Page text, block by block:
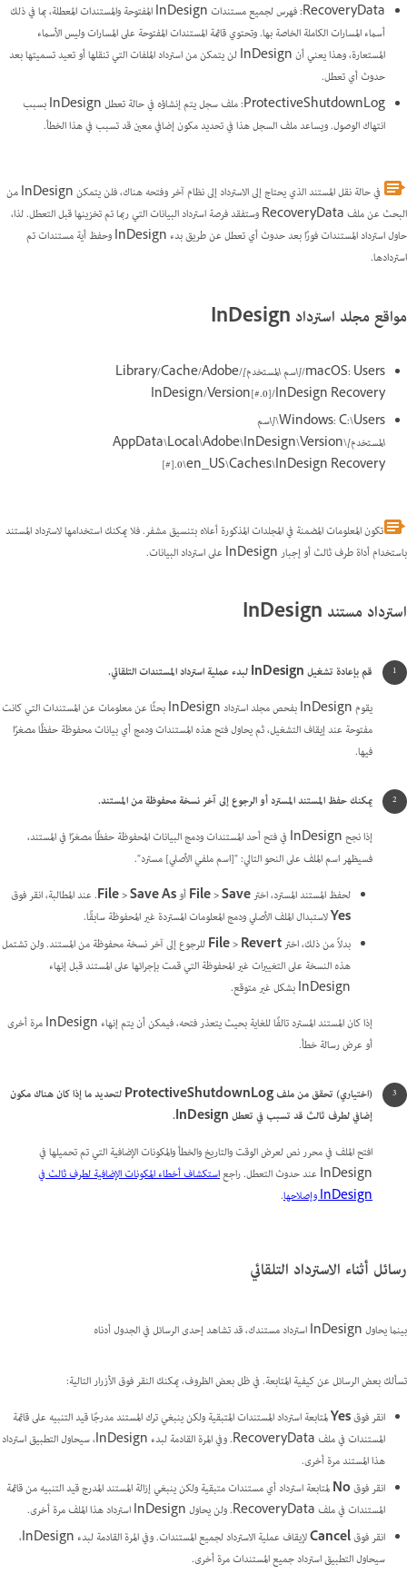
RecoveryData: فهرس لجميع مستندات InDesign المفتوحة والمستندات المعطلة، بما في ذلك
أسماء المسارات الكاملة الخاصة بها. وتحتوي قائمة المستندات المفتوحة على المسارات وليس الأسماء
المستعارة، وهذا يعني أن InDesign لن يتمكن من استرداد الملفات التي تنقلها أو تعيد تسميتها بعد
حدوث أي تعطل.
ProtectiveShutdownLog: ملف سجل يتم إنشاؤه في حالة تعطل InDesign بسبب
انتهاك الوصول. ويساعد ملف السجل هذا في تحديد مكون إضافي معين قد تسبب في هذا الخطأ.
في حالة نقل المستند الذي يحتاج إلى الاسترداد إلى نظام آخر وفتحه هناك، فلن يتمكن InDesign من
البحث عن ملف RecoveryData وستفقد فرصة استرداد البيانات التي ربما تم تخزينها قبل التعطل. لذا،
حاول استرداد المستندات فورًا بعد حدوث أي تعطل عن طريق بدء InDesign وحفظ أية مستندات تم
استردادها.
مواقع مجلد استرداد InDesign
macOS: Users/ [اسم المستخدم]/Library/Cache/Adobe
InDesign/Version[#.0]/InDesign Recovery
Windows: C:\Users\[اسم
المستخدم] \AppData\Local\Adobe\InDesign\Version
[#].0\en_US\Caches\InDesign Recovery
تكون المعلومات المضمنة في المجلدات المذكورة أعلاه بتنسيق مشفر. فلا يمكنك استخدامها لاسترداد المستند
باستخدام أداة طرف ثالث أو إجبار InDesign على استرداد البيانات.
استرداد مستند InDesign
قم بإعادة تشغيل InDesign لبدء عملية استرداد المستندات التلقائي.
يقوم InDesign بفحص مجلد استرداد InDesign بحثًا عن معلومات عن المستندات التي كانت
مفتوحة عند إيقاف التشغيل، ثم يحاول فتح هذه المستندات ودمج أي بيانات محفوظة حفظًا مصغرًا
فيها.
يمكنك حفظ المستند المسترد أو الرجوع إلى آخر نسخة محفوظة من المستند.
إذا نجح InDesign في فتح أحد المستندات ودمج البيانات المحفوظة حفظًا مصغرًا في المستند،
فسيظهر اسم الملف على النحو التالي: "[اسم ملفي الأصلي] مسترد".
لحفظ المستند المسترد، اخترFile > SaveأوFile > Save As. عند المطالبة، انقر فوق
Yesلاستبدال الملف الأصلي ودمج المعلومات المستردة غير المحفوظة سابقًا.
بدلاً من ذلك، اخترFile > Revertللرجوع إلى آخر نسخة محفوظة من المستند. ولن تشتمل
هذه النسخة على التغييرات غير المحفوظة التي قمت بإجرائها على المستند قبل إنهاء
InDesign بشكل غير متوقع.
إذا كان المستند المسترد تالفًا للغاية بحيث يتعذر فتحه، فيمكن أن يتم إنهاء InDesign مرة أخرى
أو عرض رسالة خطأ.
(اختياري) تحقق من ملف ProtectiveShutdownLog لتحديد ما إذا كان هناك مكون
إضافي لطرف ثالث قد تسبب في تعطل InDesign.
افتح الملف في محرر نص لعرض الوقت والتاريخ والخطأ والمكونات الإضافية التي تم تحميلها في
InDesign عند حدوث التعطل. راجع
استكشاف أخطاء المكونات الإضافية لطرف ثالث في
InDesign وإصلاحها
.
رسائل أثناء الاسترداد التلقائي
بينما يحاول InDesign استرداد مستندك، قد تشاهد إحدى الرسائل في الجدول أدناه
تسألك بعض الرسائل عن كيفية المتابعة. في ظل بعض الظروف، يمكنك النقر فوق الأزرار التالية:
انقر فوقYesلمتابعة استرداد المستندات المتبقية ولكن ينبغي ترك المستند مدرجًا قيد التنبيه على قائمة
المستندات في ملف RecoveryData. وفي المرة القادمة لبدء InDesign، سيحاول التطبيق استرداد
هذا المستند مرة أخرى.
انقر فوقNoلمتابعة استرداد أي مستندات متبقية ولكن ينبغي إزالة المستند المدرج قيد التنبيه من قائمة
المستندات في ملف RecoveryData. ولن يحاول InDesign استرداد هذا الملف مرة أخرى.
انقر فوقCancel
لإيقاف عملية الاسترداد لجميع المستندات. وفي المرة القادمة لبدء InDesign،
سيحاول التطبيق استرداد جميع المستندات مرة أخرى.